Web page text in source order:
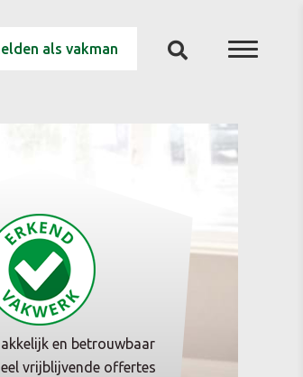
als vakman
en betrouwbaar
vrijblijvende offertes